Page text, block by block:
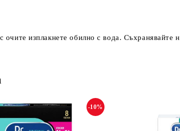
изплакнете обилно с вода. Съхранявайте
-10%